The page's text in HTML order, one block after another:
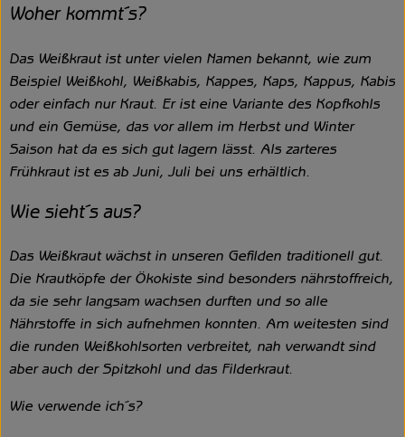
Woher kommt´s?
Das Weißkraut ist unter vielen Namen bekannt, wie zum
Beispiel Weißkohl, Weißkabis, Kappes, Kaps, Kappus, Kabis
oder einfach nur Kraut. Er ist eine Variante des Kopfkohls
und ein Gemüse, das vor allem im Herbst und Winter
Saison hat da es sich gut lagern lässt. Als zarteres
Frühkraut ist es ab Juni, Juli bei uns erhältlich.
Wie sieht´s aus?
Das Weißkraut wächst in unseren Gefilden traditionell gut.
Die Krautköpfe der Ökokiste sind besonders nährstoffreich,
da sie sehr langsam wachsen durften und so alle
Nährstoffe in sich aufnehmen konnten. Am weitesten sind
die runden Weißkohlsorten verbreitet, nah verwandt sind
aber auch der Spitzkohl und das Filderkraut.
Wie verwende ich´s?